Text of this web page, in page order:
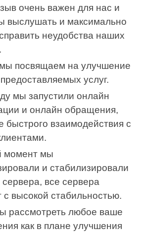
очень важен для нас и
выслушать и максимально
неудобства наших
посвящаем на улучшение
услуг.
мы запустили онлайн
и онлайн обращения,
быстрого взаимодействия с
момент мы
и стабилизировали
все сервера
с высокой стабильностью.
рассмотреть любое ваше
как в плане улучшения